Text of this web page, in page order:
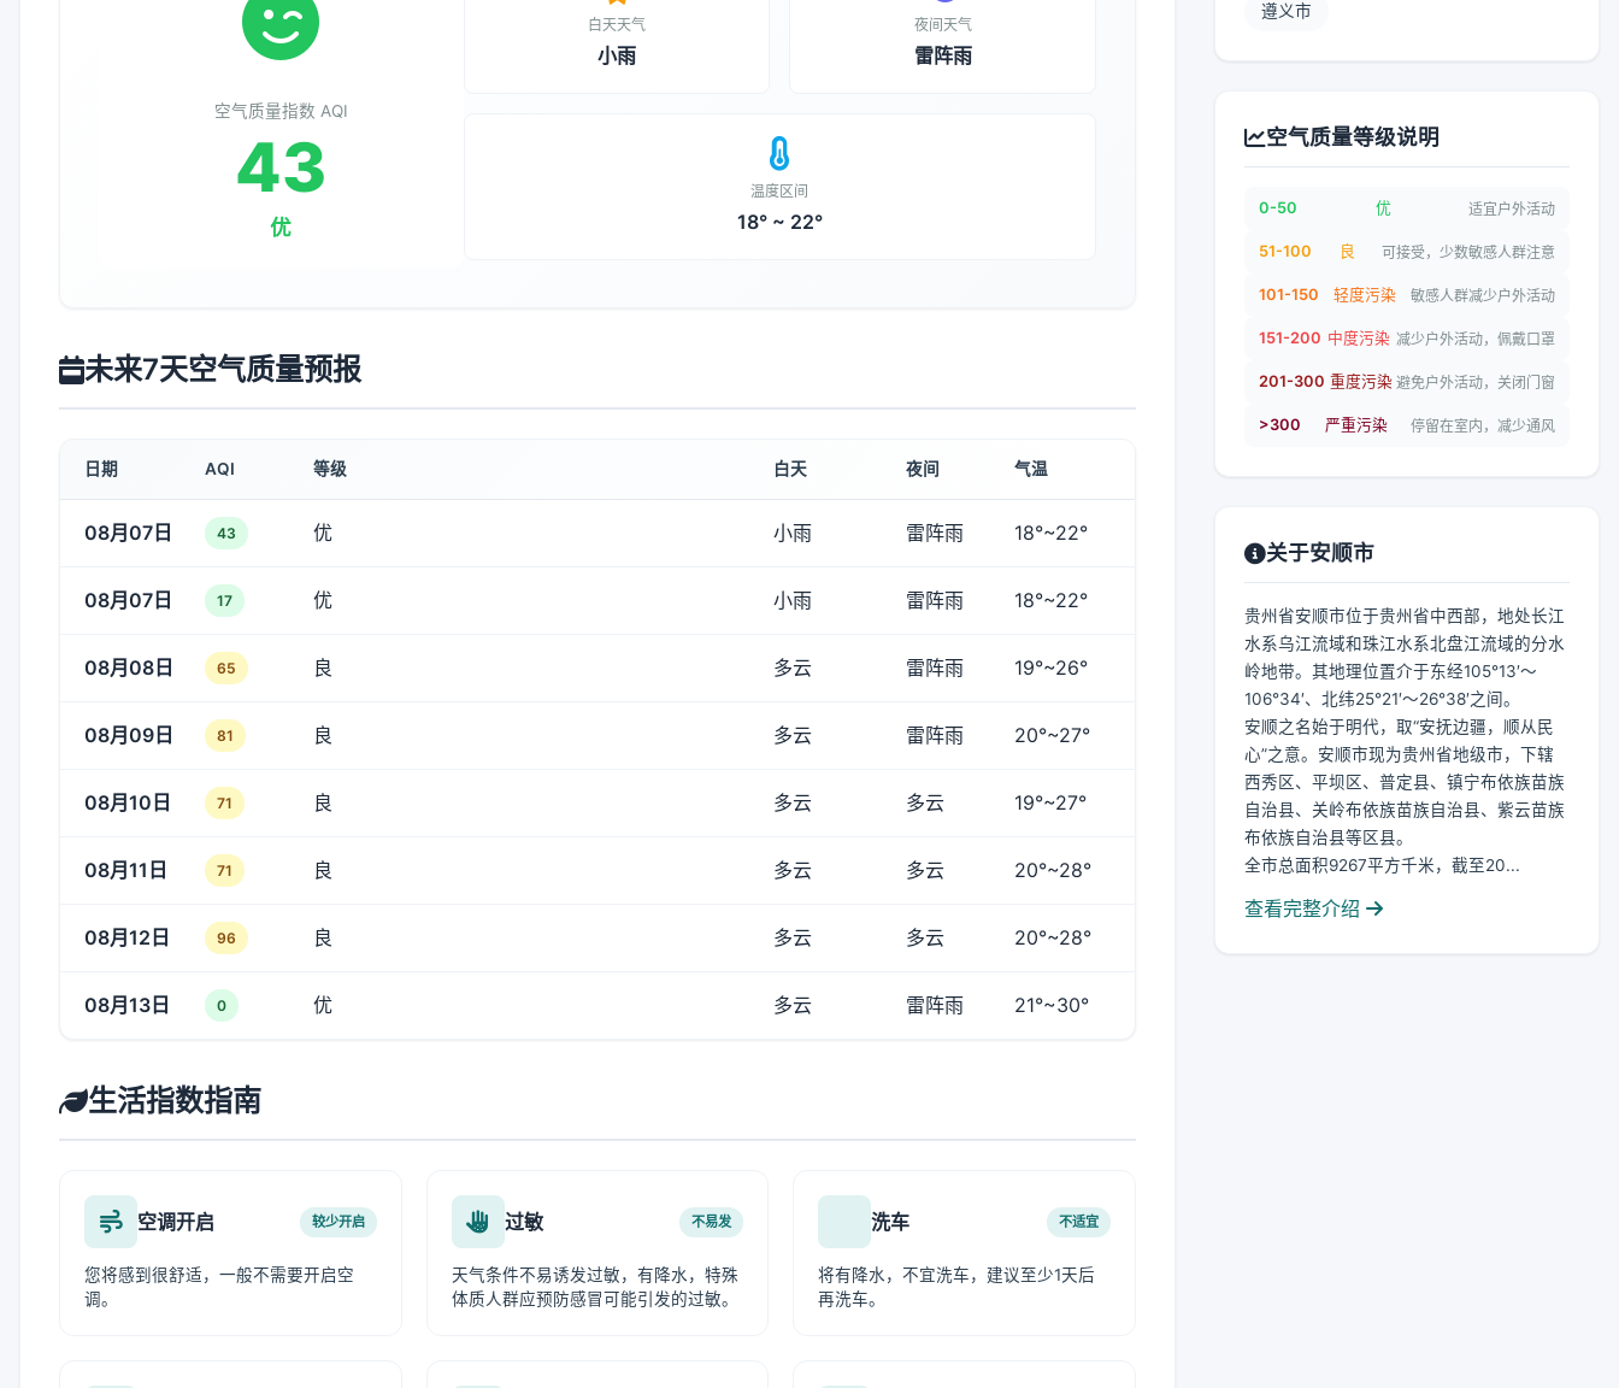
空气质量指数 AQI
43
优
白天天气
小雨
夜间天气
雷阵雨
温度区间
18° ~ 22°
未来7天空气质量预报
日期 AQI 等级 白天 夜间 气温
08月07日 43 优 小雨 雷阵雨 18°~22°
08月07日 17 优 小雨 雷阵雨 18°~22°
08月08日 65 良 多云 雷阵雨 19°~26°
08月09日 81 良 多云 雷阵雨 20°~27°
08月10日 71 良 多云 多云 19°~27°
08月11日 71 良 多云 多云 20°~28°
08月12日 96 良 多云 多云 20°~28°
08月13日 0 优 多云 雷阵雨 21°~30°
生活指数指南
空调开启 较少开启
您将感到很舒适，一般不需要开启空
调。
过敏 不易发
天气条件不易诱发过敏，有降水，特殊
体质人群应预防感冒可能引发的过敏。
洗车 不适宜
将有降水，不宜洗车，建议至少1天后
再洗车。
遵义市
空气质量等级说明
0-50 优 适宜户外活动
51-100 良 可接受，少数敏感人群注意
101-150 轻度污染 敏感人群减少户外活动
151-200 中度污染 减少户外活动，佩戴口罩
201-300 重度污染 避免户外活动，关闭门窗
>300 严重污染 停留在室内，减少通风
关于安顺市
贵州省安顺市位于贵州省中西部，地处长江
水系乌江流域和珠江水系北盘江流域的分水
岭地带。其地理位置介于东经105°13′～
106°34′、北纬25°21′～26°38′之间。
安顺之名始于明代，取“安抚边疆，顺从民
心”之意。安顺市现为贵州省地级市，下辖
西秀区、平坝区、普定县、镇宁布依族苗族
自治县、关岭布依族苗族自治县、紫云苗族
布依族自治县等区县。
全市总面积9267平方千米，截至20...
查看完整介绍